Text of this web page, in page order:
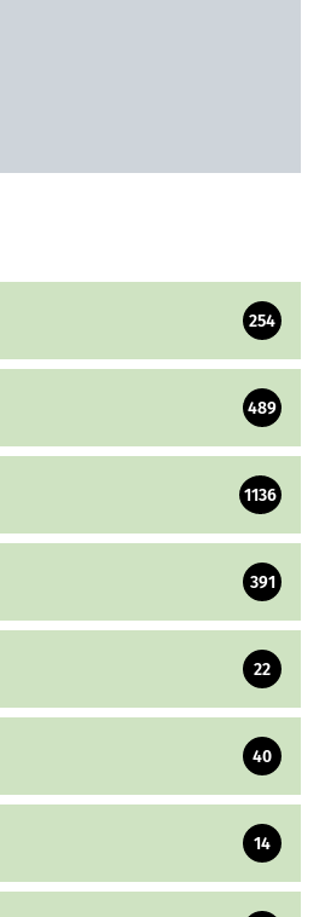
254
489
1136
391
22
40
14